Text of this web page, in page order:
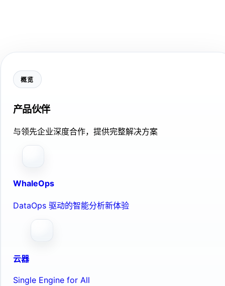
概览
产品伙伴
与领先企业深度合作，提供完整解决方案
WhaleOps
DataOps 驱动的智能分析新体验
云器
Single Engine for All